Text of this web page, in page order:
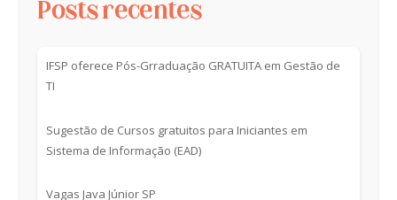
Posts recentes
IFSP oferece Pós-Grraduação GRATUITA em Gestão de
TI
Sugestão de Cursos gratuitos para Iniciantes em
Sistema de Informação (EAD)
Vagas Java Júnior SP